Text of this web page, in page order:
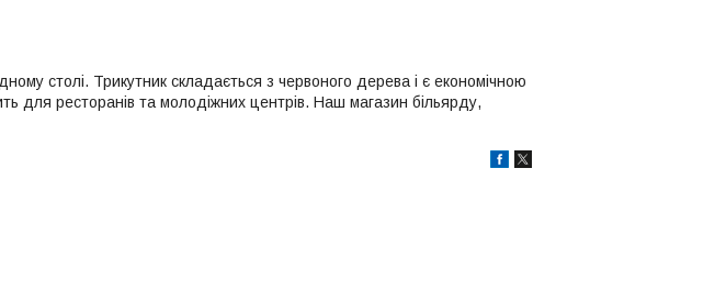
столі. Трикутник складається з червоного дерева і є економічною
для ресторанів та молодіжних центрів. Наш магазин більярду,